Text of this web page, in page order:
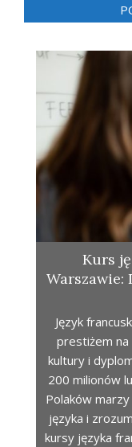
Kurs
Warszawie:
Język
prestiżem na
kultury i
200 milionów
Polaków
języka i
kursy języka